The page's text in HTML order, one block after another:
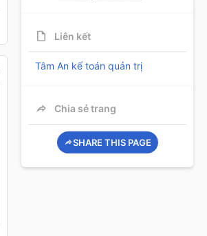
Liên kết
Tâm An kế toán quản trị
Chia sẻ trang
SHARE THIS PAGE